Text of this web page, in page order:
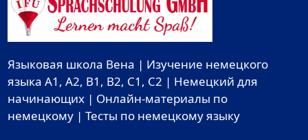
Языковая школа Вена | Изучение немецкого
языка A1, A2, B1, B2, C1, C2 | Немецкий для
начинающих | Онлайн-материалы по
немецкому | Тесты по немецкому языку